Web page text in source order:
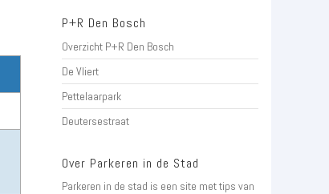
P+R Den Bosch
Overzicht P+R Den Bosch
De Vliert
Pettelaarpark
Deutersestraat
Over Parkeren in de Stad
Parkeren in de stad is een site met tips van